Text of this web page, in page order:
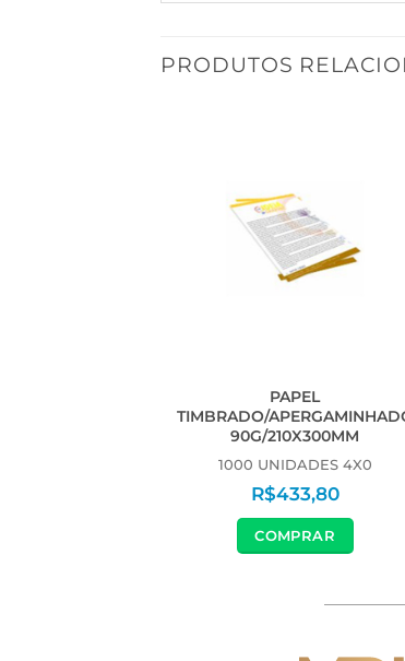
PRODUTOS
PAPEL
TIMBRADO/
90G/210X300MM
1000 UNIDADES 4X0
R$433,80
COMPRAR